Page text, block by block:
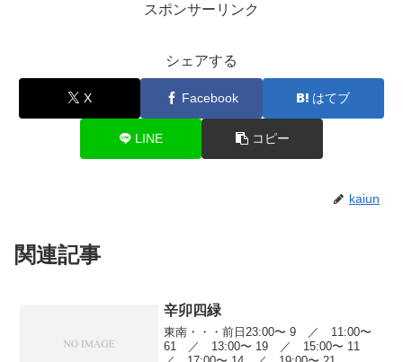
スポンサーリンク
シェアする
X Facebook はてブ
LINE コピー
kaiun
関連記事
辛卯四緑
東南・・・前日23:00〜 9 ／ 11:00〜
61 ／ 13:00〜 19 ／ 15:00〜 11